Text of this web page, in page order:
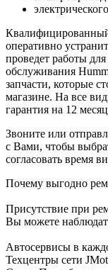
оперативно
проведет работы
обслуживания
запчасти, которые
магазине. На все
гарантия на 12
Звоните или
с Вами, чтобы
согласовать время
Почему выгодно
Присутствие при
Вы можете
Автосервисы в
Техцентры сети